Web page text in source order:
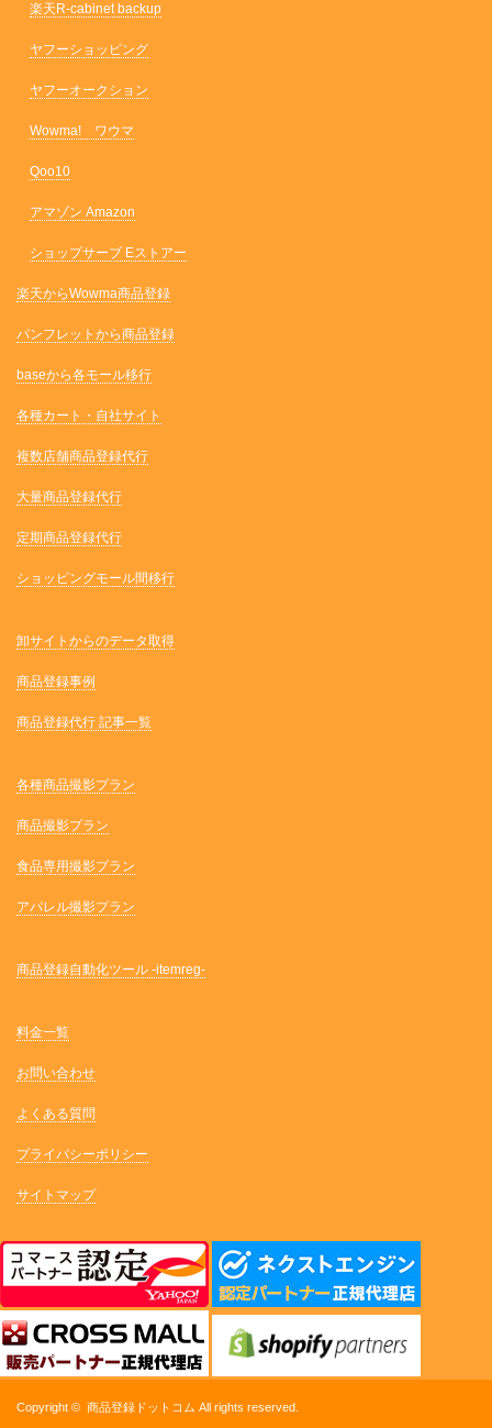
楽天R-cabinet backup
ヤフーショッピング
ヤフーオークション
Wowma! ワウマ
Qoo10
アマゾン Amazon
ショップサーブ Eストアー
楽天からWowma商品登録
パンフレットから商品登録
baseから各モール移行
各種カート・自社サイト
複数店舗商品登録代行
大量商品登録代行
定期商品登録代行
ショッピングモール間移行
卸サイトからのデータ取得
商品登録事例
商品登録代行 記事一覧
各種商品撮影プラン
商品撮影プラン
食品専用撮影プラン
アパレル撮影プラン
商品登録自動化ツール -itemreg-
料金一覧
お問い合わせ
よくある質問
プライバシーポリシー
サイトマップ
Copyright © 商品登録ドットコム All rights reserved.